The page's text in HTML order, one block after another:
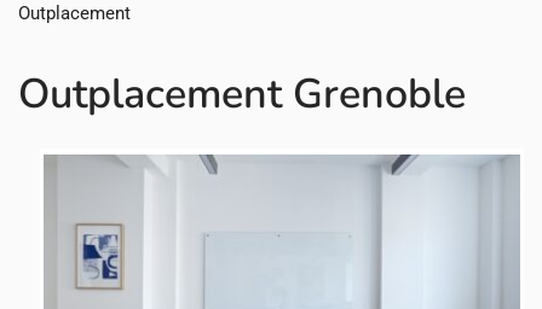
Outplacement
Outplacement Grenoble